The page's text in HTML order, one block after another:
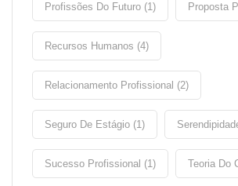
Profissões Do Futuro (1) Proposta
Recursos Humanos (4)
Relacionamento Profissional (2)
Seguro De Estágio (1)
Sucesso Profissional (1) Teoria Do